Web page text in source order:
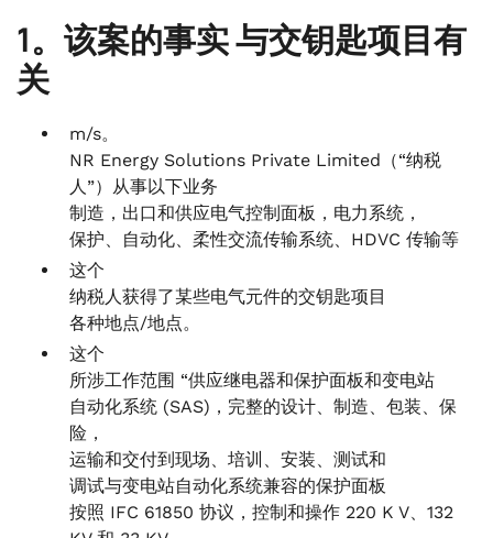
1。该案的事实与交钥匙项目有
关
m/s。
NR Energy Solutions Private Limited（“纳税
人”）从事以下业务
制造，出口和供应电气控制面板，电力系统，
保护、自动化、柔性交流传输系统、HDVC 传输等
这个
纳税人获得了某些电气元件的交钥匙项目
各种地点/地点。
这个
所涉工作范围 “供应继电器和保护面板和变电站
自动化系统 (SAS)，完整的设计、制造、包装、保
险，
运输和交付到现场、培训、安装、测试和
调试与变电站自动化系统兼容的保护面板
按照 IFC 61850 协议，控制和操作 220 K V、132